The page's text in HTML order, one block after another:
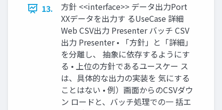
13.
方針 <<interface>> データ出力Port
XXデータを出力す るUseCase 詳細
Web CSV出力 Presenter バッチ CSV
出力 Presenter • 「方針」と「詳細」
を分離し、 抽象に依存するようにす
る • 上位の方針であるユースケー ス
は、具体的な出力の実装を 気にする
ことはない • 例）画面からのCSVダウ
ン ロードと、バッチ処理での一 括エ